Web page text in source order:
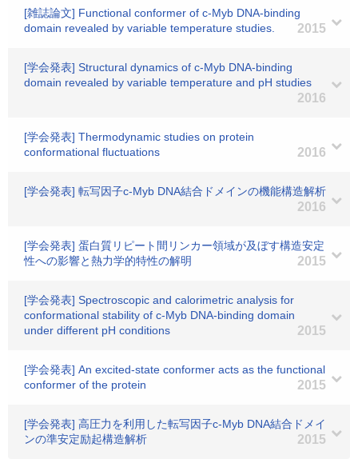
[雑誌論文] Functional conformer of c-Myb DNA-binding
domain revealed by variable temperature studies.
2015
[学会発表] Structural dynamics of c-Myb DNA-binding
domain revealed by variable temperature and pH studies
2016
[学会発表] Thermodynamic studies on protein
conformational fluctuations
2016
[学会発表] 転写因子c-Myb DNA結合ドメインの機能構造解析
2016
[学会発表] 蛋白質リピート間リンカー領域が及ぼす構造安定
性への影響と熱力学的特性の解明
2015
[学会発表] Spectroscopic and calorimetric analysis for
conformational stability of c-Myb DNA-binding domain
under different pH conditions
2015
[学会発表] An excited-state conformer acts as the functional
conformer of the protein
2015
[学会発表] 高圧力を利用した転写因子c-Myb DNA結合ドメイ
ンの準安定励起構造解析
2015